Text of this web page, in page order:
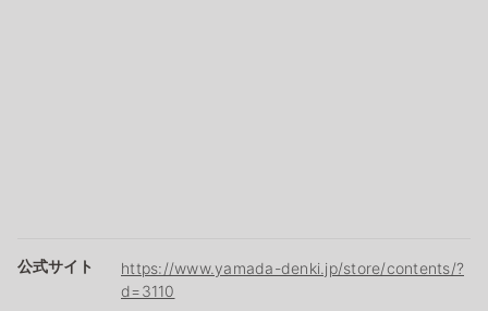
公式サイト
https://www.yamada-denki.jp/store/contents/?
d=3110